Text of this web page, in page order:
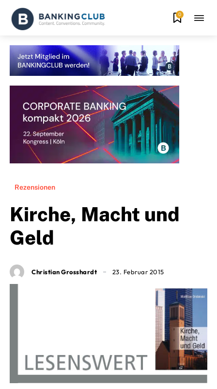
0
Rezensionen
Kirche, Macht und
Geld
Christian Grosshardt 23. Februar 2015